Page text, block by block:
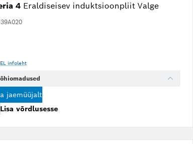
4 Eraldiseisev induktsioonpliit Valge
EL infoleht
jaemüüjalt
Lisa võrdlusesse